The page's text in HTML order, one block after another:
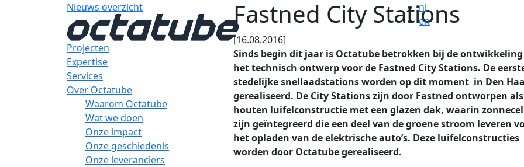
nl
en
Projecten
Expertise
Services
Over Octatube
Waarom Octatube
Wat we doen
Onze impact
Onze geschiedenis
Onze leveranciers
Nieuws overzicht Fastned City Stations
[16.08.2016]
Sinds begin dit jaar is Octatube betrokken bij de
het technisch ontwerp voor de Fastned City Stations. De
stedelijke snellaadstations worden op dit moment in Den
gerealiseerd. De City Stations zijn door Fastned ontworpen
houten luifelconstructie met een glazen dak, waarin
zijn geïntegreerd die een deel van de groene stroom leveren
het opladen van de elektrische auto’s. Deze luifelconstructies
worden door Octatube gerealiseerd.